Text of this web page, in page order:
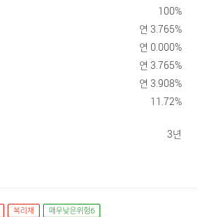
100%
연 3.765%
연 0.000%
연 3.765%
연 3.908%
11.72%
3년
복리채 매우낮은위험6